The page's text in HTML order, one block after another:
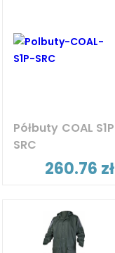
Półbuty COAL S1P
SRC
260.76 zł